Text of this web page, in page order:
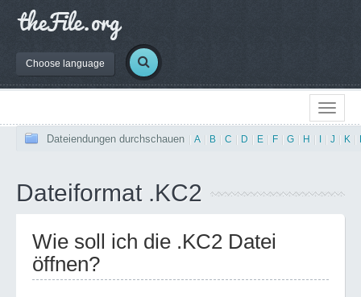
Choose language
Dateiendungen durchschauen A B C D E F G H J K
Dateiformat .KC2
Wie soll ich die .KC2 Datei
öffnen?